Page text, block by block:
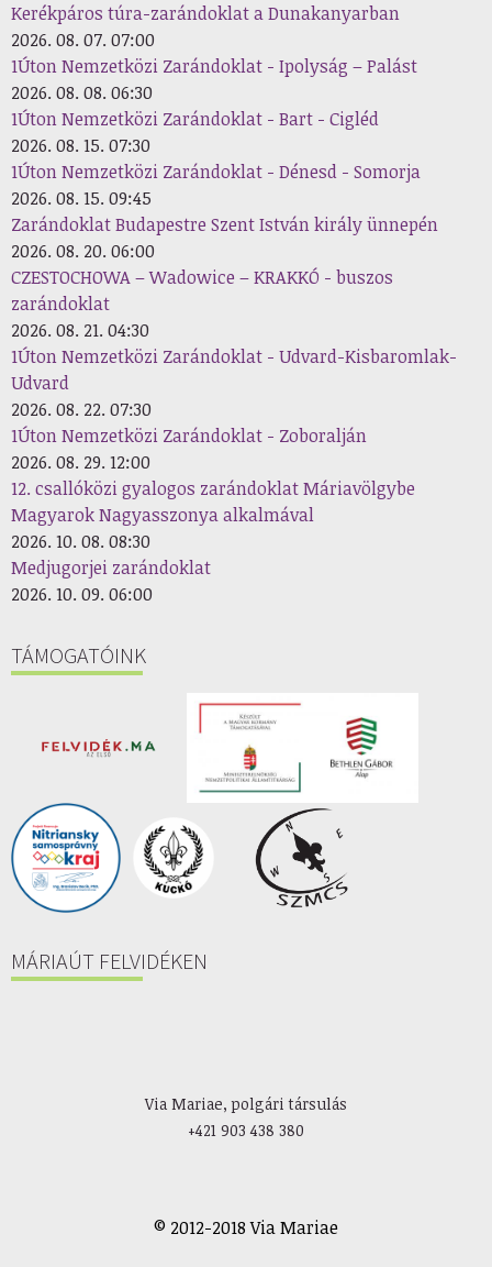
Kerékpáros túra-zarándoklat a Dunakanyarban
2026. 08. 07. 07:00
1Úton Nemzetközi Zarándoklat - Ipolyság – Palást
2026. 08. 08. 06:30
1Úton Nemzetközi Zarándoklat - Bart - Cigléd
2026. 08. 15. 07:30
1Úton Nemzetközi Zarándoklat - Dénesd - Somorja
2026. 08. 15. 09:45
Zarándoklat Budapestre Szent István király ünnepén
2026. 08. 20. 06:00
CZESTOCHOWA – Wadowice – KRAKKÓ - buszos
zarándoklat
2026. 08. 21. 04:30
1Úton Nemzetközi Zarándoklat - Udvard-Kisbaromlak-
Udvard
2026. 08. 22. 07:30
1Úton Nemzetközi Zarándoklat - Zoboralján
2026. 08. 29. 12:00
12. csallóközi gyalogos zarándoklat Máriavölgybe
Magyarok Nagyasszonya alkalmával
2026. 10. 08. 08:30
Medjugorjei zarándoklat
2026. 10. 09. 06:00
TÁMOGATÓINK
MÁRIAÚT FELVIDÉKEN
Via Mariae, polgári társulás
+421 903 438 380
© 2012-2018 Via Mariae